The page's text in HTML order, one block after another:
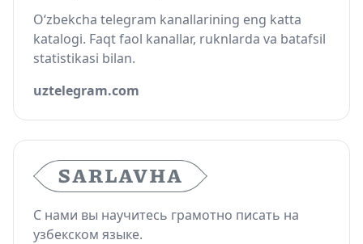
O‘zbekcha telegram kanallarining eng katta
katalogi. Faqt faol kanallar, ruknlarda va batafsil
statistikasi bilan.
uztelegram.com
С нами вы научитесь грамотно писать на
узбекском языке.